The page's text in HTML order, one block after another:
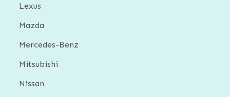
Lexus
Mazda
Mercedes-Benz
Mitsubishi
Nissan